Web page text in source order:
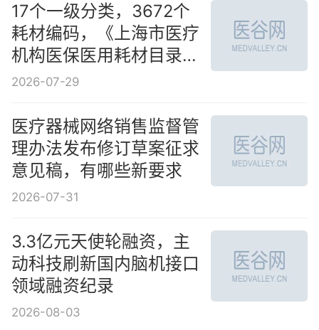
17个一级分类，3672个
耗材编码，《上海市医疗
机构医保医用耗材目录》
公示
2026-07-29
医疗器械网络销售监督管
理办法发布修订草案征求
意见稿，有哪些新要求
2026-07-31
3.3亿元天使轮融资，主
动科技刷新国内脑机接口
领域融资纪录
2026-08-03